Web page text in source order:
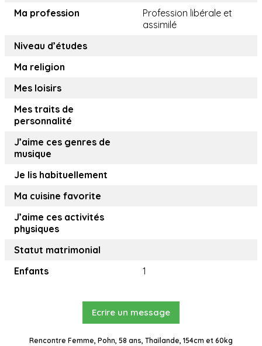
Ma profession
Profession libérale et
assimilé
Niveau d’études
Ma religion
Mes loisirs
Mes traits de
personnalité
J’aime ces genres de
musique
Je lis habituellement
Ma cuisine favorite
J’aime ces activités
physiques
Statut matrimonial
Enfants
1
Ecrire un message
Rencontre Femme, Pohn, 58 ans, Thaïlande, 154cm et 60kg